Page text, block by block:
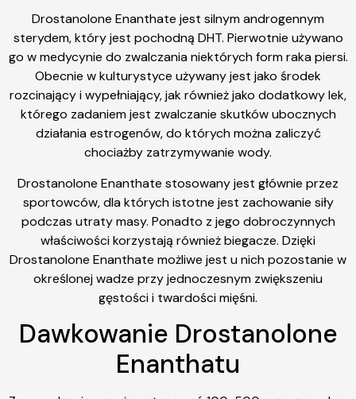
Drostanolone Enanthate jest silnym androgennym
sterydem, który jest pochodną DHT. Pierwotnie używano
go w medycynie do zwalczania niektórych form raka piersi.
Obecnie w kulturystyce używany jest jako środek
rozcinający i wypełniający, jak również jako dodatkowy lek,
którego zadaniem jest zwalczanie skutków ubocznych
działania estrogenów, do których można zaliczyć
chociażby zatrzymywanie wody.
Drostanolone Enanthate stosowany jest głównie przez
sportowców, dla których istotne jest zachowanie siły
podczas utraty masy. Ponadto z jego dobroczynnych
właściwości korzystają również biegacze. Dzięki
Drostanolone Enanthate możliwe jest u nich pozostanie w
określonej wadze przy jednoczesnym zwiększeniu
gęstości i twardości mięśni.
Dawkowanie Drostanolone
Enanthatu